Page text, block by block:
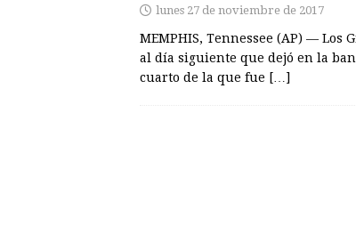
lunes 27 de noviembre de 2017
MEMPHIS, Tennessee (AP) —
al día siguiente que dejó en la
cuarto de la que fue […]